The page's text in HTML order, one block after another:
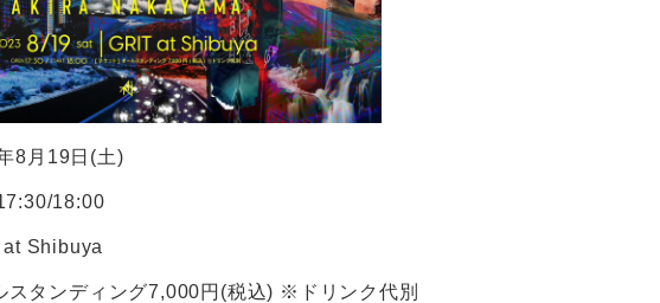
8月19日(土)
18:00
at Shibuya
スタンディング7,000円(税込) ※ドリンク代別